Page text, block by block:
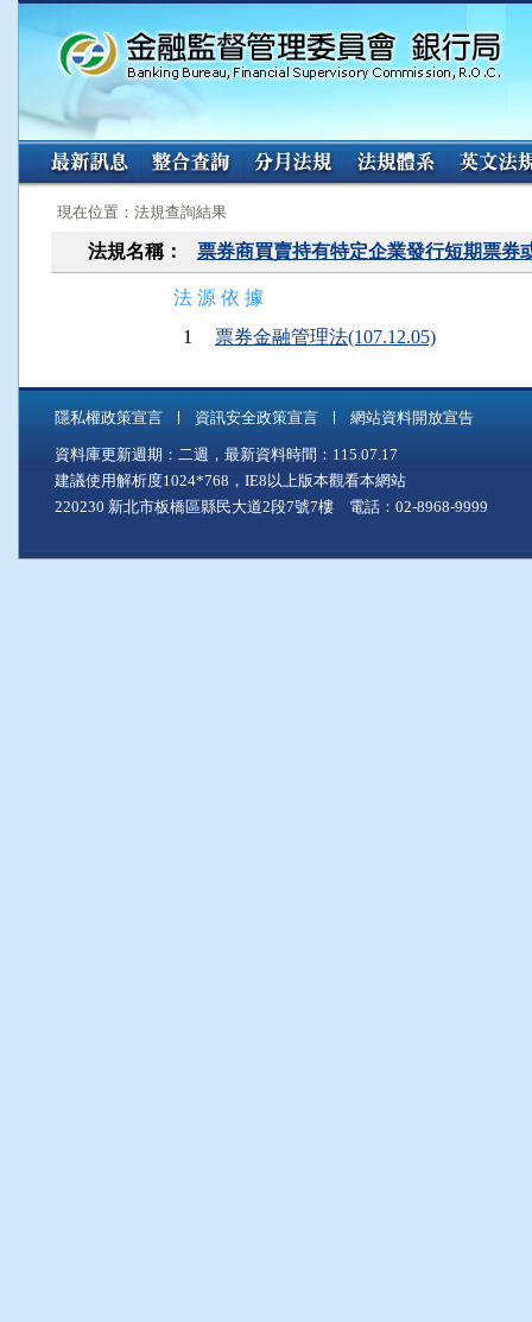
:::
現在位置：法規查詢結果
法規名稱： 票券商買賣持有特定企業發行短期票券
法 源 依 據
1
票券金融管理法(107.12.05)
隱私權政策宣言 資訊安全政策宣言 網站資料開放宣告
資料庫更新週期：二週，最新資料時間：115.07.17
建議使用解析度1024*768，IE8以上版本觀看本網站
220230 新北市板橋區縣民大道2段7號7樓 電話：02-8968-9999